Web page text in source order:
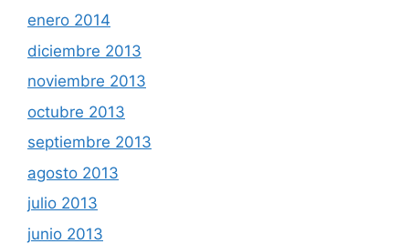
enero 2014
diciembre 2013
noviembre 2013
octubre 2013
septiembre 2013
agosto 2013
julio 2013
junio 2013